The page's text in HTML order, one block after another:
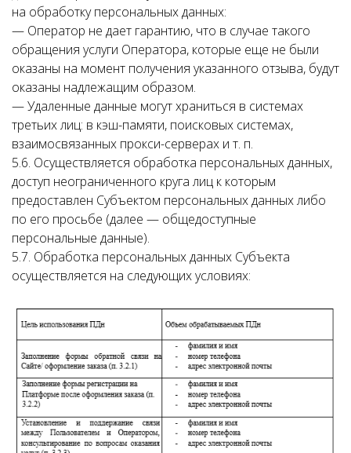
на обработку персональных данных:
— Оператор не дает гарантию, что в случае такого
обращения услуги Оператора, которые еще не были
оказаны на момент получения указанного отзыва, будут
оказаны надлежащим образом.
— Удаленные данные могут храниться в системах
третьих лиц: в кэш-памяти, поисковых системах,
взаимосвязанных прокси-серверах и т. п.
5.6. Осуществляется обработка персональных данных,
доступ неограниченного круга лиц к которым
предоставлен Субъектом персональных данных либо
по его просьбе (далее — общедоступные
персональные данные).
5.7. Обработка персональных данных Субъекта
осуществляется на следующих условиях: